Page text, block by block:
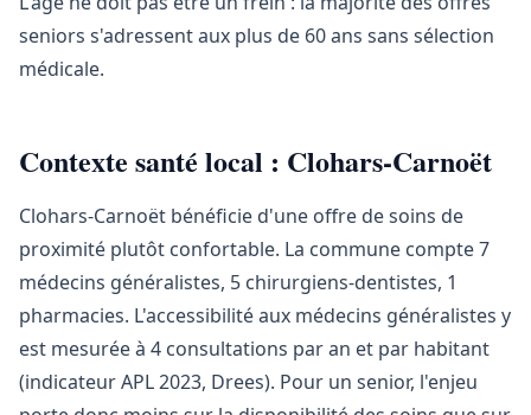
seniors s'adressent aux plus de 60 ans sans sélection
médicale.
Contexte santé local : Clohars-Carnoët
Clohars-Carnoët bénéficie d'une offre de soins de
proximité plutôt confortable. La commune compte 7
médecins généralistes, 5 chirurgiens-dentistes, 1
pharmacies. L'accessibilité aux médecins généralistes y
est mesurée à 4 consultations par an et par habitant
(indicateur APL 2023, Drees). Pour un senior, l'enjeu